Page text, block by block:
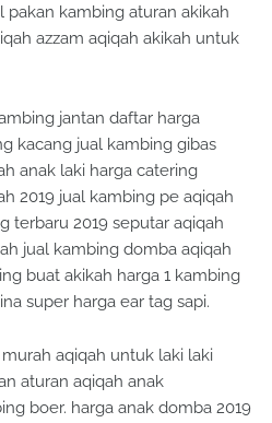
pakan kambing aturan akikah
azzam aqiqah akikah untuk
jantan daftar harga
kacang jual kambing gibas
anak laki harga catering
2019 jual kambing pe aqiqah
terbaru 2019 seputar aqiqah
jual kambing domba aqiqah
buat akikah harga 1 kambing
super harga ear tag sapi.
aqiqah untuk laki laki
aturan aqiqah anak
boer. harga anak domba 2019